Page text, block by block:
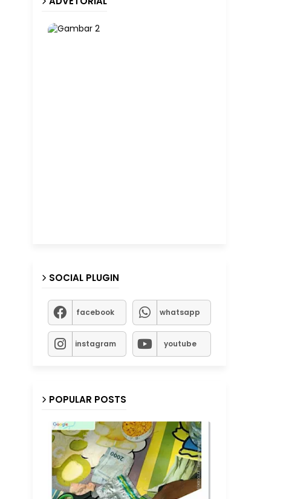
SOCIAL PLUGIN
facebook whatsapp
instagram youtube
POPULAR POSTS